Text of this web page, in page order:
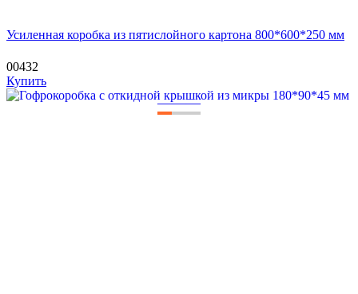
Усиленная коробка из пятислойного картона 800*600*250 мм
00432
Купить
———